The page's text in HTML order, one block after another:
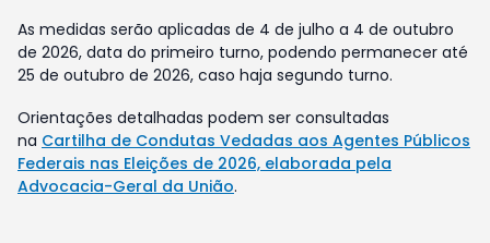
As medidas serão aplicadas de 4 de julho a 4 de outubro
de 2026, data do primeiro turno, podendo permanecer até
25 de outubro de 2026, caso haja segundo turno.
Orientações detalhadas podem ser consultadas
na Cartilha de Condutas Vedadas aos Agentes Públicos
Federais nas Eleições de 2026, elaborada pela
Advocacia-Geral da União.